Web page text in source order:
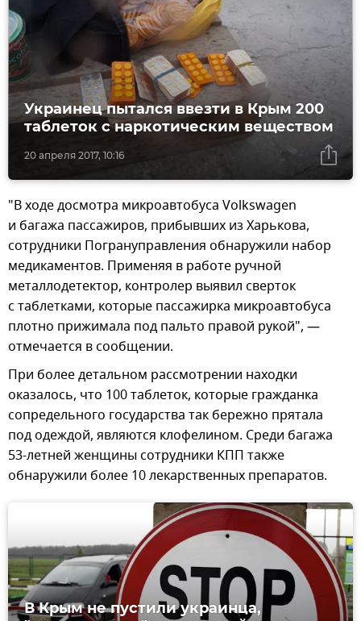
20 апреля 2017, 10:16
Украинец пытался ввезти в Крым 200
таблеток с наркотическим веществом
"В ходе досмотра микроавтобуса Volkswagen
и багажа пассажиров, прибывших из Харькова,
сотрудники Погрануправления обнаружили набор
медикаментов. Применяя в работе ручной
металлодетектор, контролер выявил сверток
с таблетками, которые пассажирка микроавтобуса
плотно прижимала под пальто правой рукой", —
отмечается в сообщении.
При более детальном рассмотрении находки
оказалось, что 100 таблеток, которые гражданка
сопредельного государства так бережно прятала
под одеждой, являются клофелином. Среди багажа
53-летней женщины сотрудники КПП также
обнаружили более 10 лекарственных препаратов.
В Крым не пустили украинца,